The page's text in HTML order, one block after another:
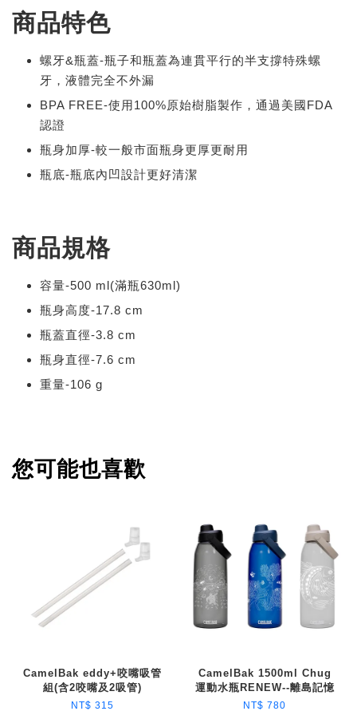
商品特色
螺牙&瓶蓋-瓶子和瓶蓋為連貫平行的半支撐特殊螺
牙，液體完全不外漏
BPA FREE-使用100%原始樹脂製作，通過美國FDA
認證
瓶身加厚-較一般市面瓶身更厚更耐用
瓶底-瓶底內凹設計更好清潔
商品規格
容量-500 ml(滿瓶630ml)
瓶身高度-17.8 cm
瓶蓋直徑-3.8 cm
瓶身直徑-7.6 cm
重量-106 g
您可能也喜歡
CamelBak eddy+咬嘴吸管
組(含2咬嘴及2吸管)
NT$ 315
CamelBak 1500ml Chug
運動水瓶RENEW--離島記憶
NT$ 780